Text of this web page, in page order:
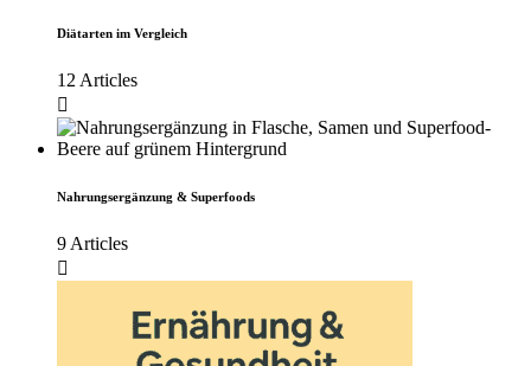
Diätarten im Vergleich
12 Articles
Nahrungsergänzung & Superfoods
9 Articles